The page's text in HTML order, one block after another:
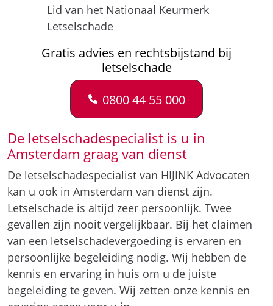
Lid van het Nationaal Keurmerk
Letselschade
Gratis advies en rechtsbijstand bij
letselschade
0800 44 55 000
De letselschadespecialist is u in
Amsterdam graag van dienst
De letselschadespecialist van HIJINK Advocaten
kan u ook in Amsterdam van dienst zijn.
Letselschade is altijd zeer persoonlijk. Twee
gevallen zijn nooit vergelijkbaar. Bij het claimen
van een letselschadevergoeding is ervaren en
persoonlijke begeleiding nodig. Wij hebben de
kennis en ervaring in huis om u de juiste
begeleiding te geven. Wij zetten onze kennis en